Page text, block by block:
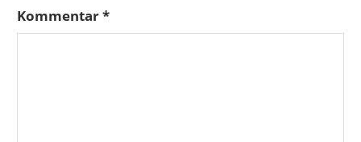
Kommentar*